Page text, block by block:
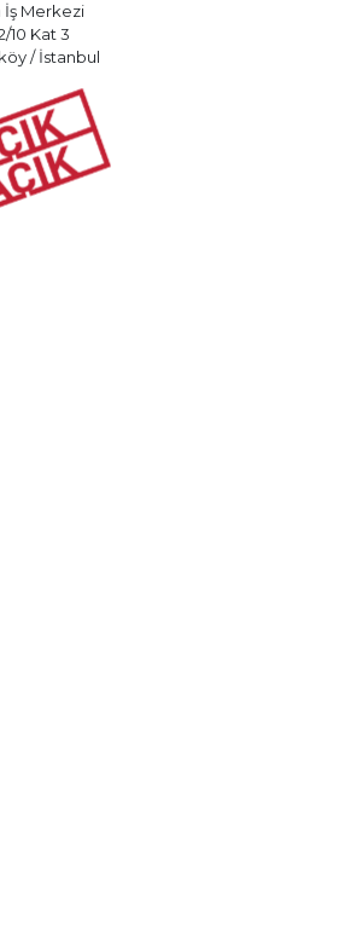
İş Merkezi
10 Kat 3
/ İstanbul